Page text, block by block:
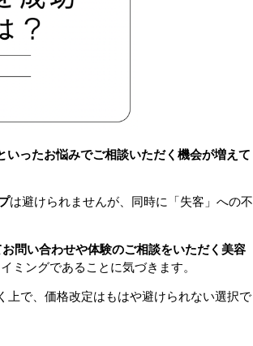
いったお悩みでご相談いただく機会が増えて
は避けられませんが、同時に「失客」への不
問い合わせや体験のご相談をいただく美容
ミングであることに気づきます。
で、価格改定はもはや避けられない選択で